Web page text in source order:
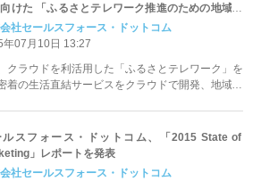
けた 「ふるさとテレワーク推進のための地域実
」に参画
社セールスフォース・ドットコム
年07月10日 13:27
クラウドを利活用した「ふるさとテレワーク」を
着の生活直結サービスをクラウドで開発、地域の
ルスフォース・ドットコム、「2015 State of
」レポートを発表
社セールスフォース・ドットコム